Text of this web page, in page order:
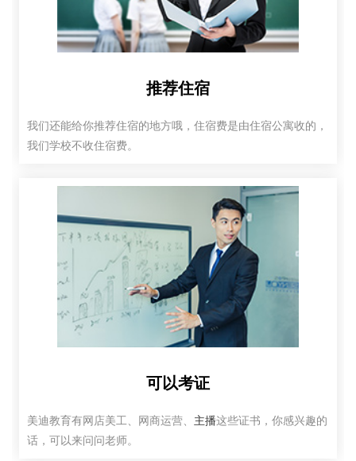
推荐住宿
我们还能给你推荐住宿的地方哦，住宿费是由住宿公寓收的，
我们学校不收住宿费。
可以考证
美迪教育有网店美工、网商运营、 主播这些证书，你感兴趣的
话，可以来问问老师。